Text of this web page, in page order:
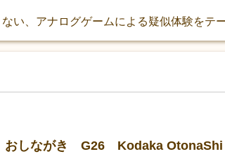
い、アナログゲームによる疑似体験をテ
おしながき G26 Kodaka OtonaShi